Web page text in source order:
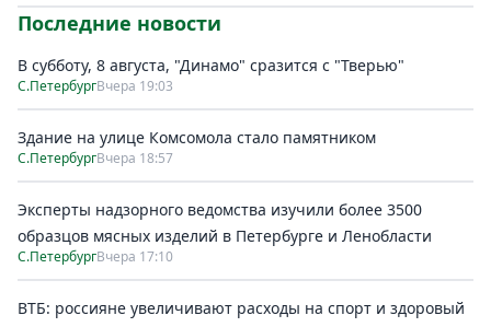
Последние новости
В субботу, 8 августа, "Динамо" сразится с "Тверью"
С.ПетербургВчера 19:03
Здание на улице Комсомола стало памятником
С.ПетербургВчера 18:57
Эксперты надзорного ведомства изучили более 3500
образцов мясных изделий в Петербурге и Ленобласти
С.ПетербургВчера 17:10
ВТБ: россияне увеличивают расходы на спорт и здоровый